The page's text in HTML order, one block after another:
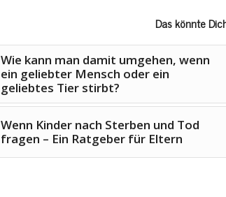
Das könnte
Wie kann man damit umgehen, wenn
ein geliebter Mensch oder ein
geliebtes Tier stirbt?
Wenn Kinder nach Sterben und Tod
fragen – Ein Ratgeber für Eltern